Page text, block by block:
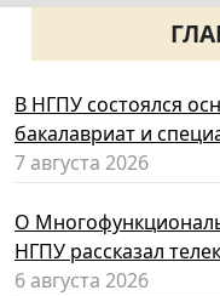
В НГПУ состоялся
бакалавриат и
7 августа 2026
О
НГПУ рассказал
6 августа 2026